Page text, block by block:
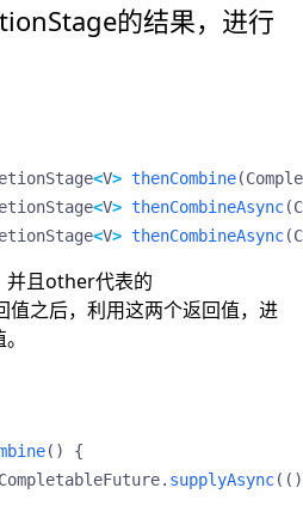
的结果，进行
<V> thenCombine(
<V> thenCombineAsync(
<V> thenCombineAsync(
并且other代表的
之后，利用这两个返回值，进
()
{
CompletableFuture. supplyAsync(()